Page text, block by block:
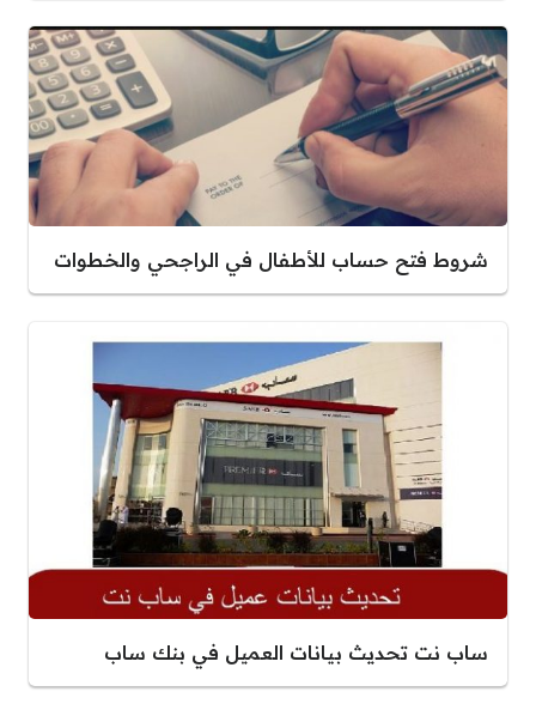
شروط فتح حساب للأطفال في الراجحي والخطوات
ساب نت تحديث بيانات العميل في بنك ساب